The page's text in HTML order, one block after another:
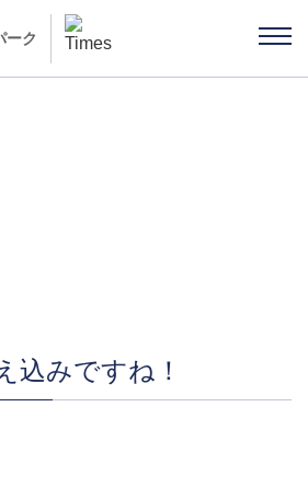
ーク
込みですね！